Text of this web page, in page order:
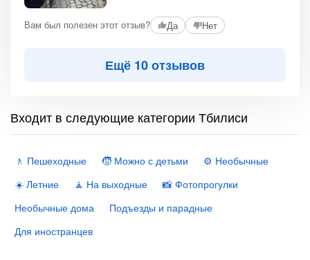
Вам был полезен этот отзыв? Да Нет
Ещё 10 отзывов
Входит в следующие категории Тбилиси
🚶 Пешеходные 🧒 Можно с детьми
⚙️ Необычные
☀️ Летние
🧘 На выходные
📸 Фотопрогулки
Необычные дома
Подъезды и парадные
Для иностранцев